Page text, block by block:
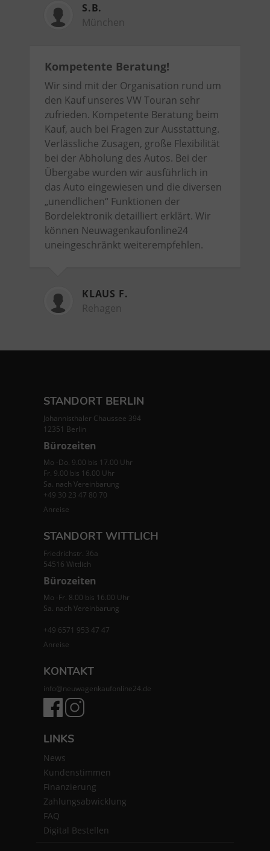
S.B.
München
Kompetente Beratung!
Wir sind mit der Organisation rund um
den Kauf unseres VW Touran sehr
zufrieden. Kompetente Beratung beim
Kauf, auch bei Fragen zur Ausstattung.
Verlässliche Zusagen, große Flexibilität
bei der Abholung des Autos. Bei der
Übergabe wurden wir ausführlich in
das Auto eingewiesen und die diversen
„unendlichen“ Funktionen der
Bordelektronik detailliert erklärt. Wir
können Neuwagenkaufonline24
uneingeschränkt weiterempfehlen.
KLAUS F.
Rehagen
STANDORT BERLIN
Johannisthaler Chaussee 394
12351 Berlin
Bürozeiten
Mo -Do. 9.00 bis 17.00 Uhr
Fr. 9.00 bis 16.00 Uhr
Sa. nach Vereinbarung
+49 30 23 47 80 70
Anreise
STANDORT WITTLICH
Friedrichstr. 36a
54516 Wittlich
Bürozeiten
Mo -Fr. 8.00 bis 16.00 Uhr
Sa. nach Vereinbarung
+49 6571 953 47 47
Anreise
KONTAKT
info@neuwagenkaufonline24.de
LINKS
News
Kundenstimmen
Finanzierung
Zahlungsabwicklung
FAQ
Digital Bestellen